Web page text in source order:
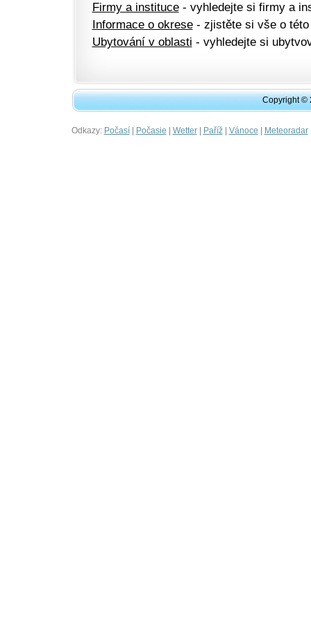
Firmy a instituce- vyhledejte si firmy a
Informace o okrese- zjistěte si vše o této
Ubytování v oblasti - vyhledejte si
Copyright ©
Odkazy: Počasí| Počasie | Wetter| Paříž| Vánoce | Meteoradar